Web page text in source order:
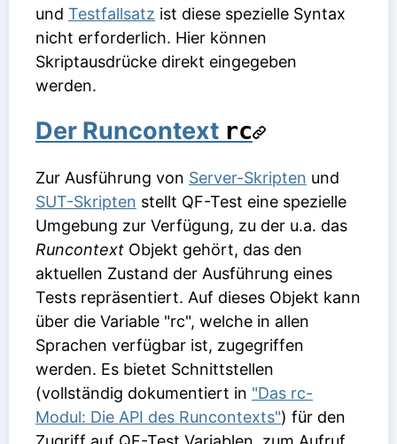
und Testfallsatz ist diese spezielle Syntax
nicht erforderlich. Hier können
Skriptausdrücke direkt eingegeben
werden.
Der Runcontext rc
Zur Ausführung von Server-Skripten und
SUT-Skripten stellt QF-Test eine spezielle
Umgebung zur Verfügung, zu der u.a. das
Runcontext Objekt gehört, das den
aktuellen Zustand der Ausführung eines
Tests repräsentiert. Auf dieses Objekt kann
über die Variable "rc", welche in allen
Sprachen verfügbar ist, zugegriffen
werden. Es bietet Schnittstellen
(vollständig dokumentiert in "Das rc-
Modul: Die API des Runcontexts") für den